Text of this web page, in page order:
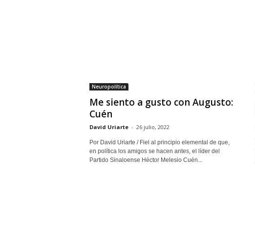
Neuropolítica
Me siento a gusto con Augusto:
Cuén
David Uriarte - 26 julio, 2022
Por David Uriarte / Fiel al principio elemental de que,
en política los amigos se hacen antes, el líder del
Partido Sinaloense Héctor Melesio Cuén...